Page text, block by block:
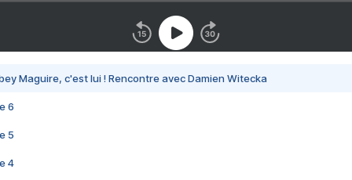
Maguire, c'est lui ! Rencontre avec Damien Witecka
6
5
4